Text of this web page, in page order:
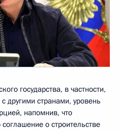
государства, в частности,
другими странами, уровень
напомнив, что
о строительстве